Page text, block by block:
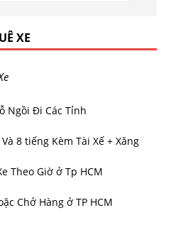
XE
Ngồi Đi Các Tỉnh
8 tiếng Kèm Tài Xế + Xăng
Theo Giờ ở Tp HCM
Chở Hàng ở TP HCM